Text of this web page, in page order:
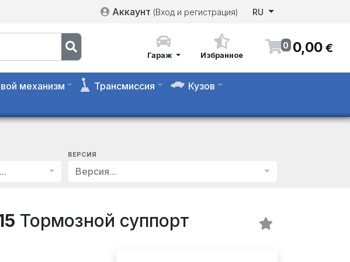
Аккаунт (Вход и регистрация) RU
Гараж Избранное
0 0,00 €
механизм Трансмиссия
Кузов
ВЕРСИЯ
Версия...
Тормозной суппорт